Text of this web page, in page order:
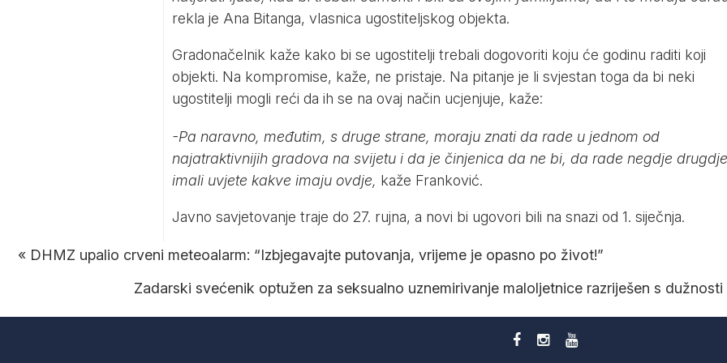
rekla je Ana Bitanga, vlasnica ugostiteljskog objekta.
Gradonačelnik kaže kako bi se ugostitelji trebali dogovoriti koju će godinu raditi koji
objekti. Na kompromise, kaže, ne pristaje. Na pitanje je li svjestan toga da bi neki
ugostitelji mogli reći da ih se na ovaj način ucjenjuje, kaže:
-Pa naravno, međutim, s druge strane, moraju znati da rade u jednom od
najatraktivnijih gradova na svijetu i da je činjenica da ne bi, da rade negdje
imali uvjete kakve imaju ovdje, kaže Franković.
Javno savjetovanje traje do 27. rujna, a novi bi ugovori bili na snazi od 1. siječnja.
« DHMZ upalio crveni meteoalarm: “Izbjegavajte putovanja, vrijeme je opasno po život!”
Zadarski svećenik optužen za seksualno uznemirivanje maloljetnice razriješen s dužnosti